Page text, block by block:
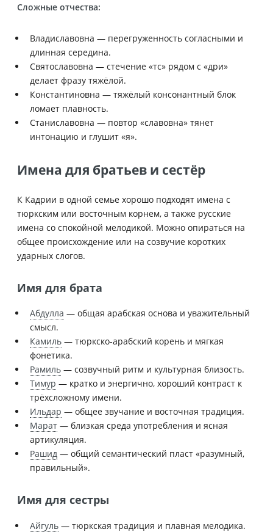
Сложные отчества:
Владиславовна — перегруженность согласными и
длинная середина.
Святославовна — стечение «тс» рядом с «дри»
делает фразу тяжёлой.
Константиновна — тяжёлый консонантный блок
ломает плавность.
Станиславовна — повтор «славовна» тянет
интонацию и глушит «я».
Имена для братьев и сестёр
К Кадрии в одной семье хорошо подходят имена с
тюркским или восточным корнем, а также русские
имена со спокойной мелодикой. Можно опираться на
общее происхождение или на созвучие коротких
ударных слогов.
Имя для брата
Абдулла — общая арабская основа и уважительный
смысл.
Камиль — тюркско-арабский корень и мягкая
фонетика.
Рамиль — созвучный ритм и культурная близость.
Тимур — кратко и энергично, хороший контраст к
трёхсложному имени.
Ильдар — общее звучание и восточная традиция.
Марат — близкая среда употребления и ясная
артикуляция.
Рашид — общий семантический пласт «разумный,
правильный».
Имя для сестры
Айгуль — тюркская традиция и плавная мелодика.